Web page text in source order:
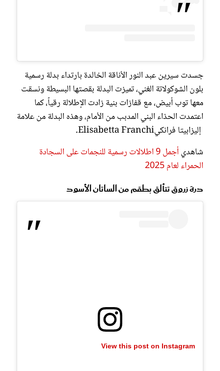
جسدت سيرين عبد النور الأناقة الخالدة بارتداء بدلة رسمية
بلون الشوكولاتة الغني، تميزت البدلة بقصتها البسيطة ونسقت
معها توب أبيض، مع قفازات بنية زادت الإطلالة رقياً، كما
اعتمدت الحذاء البني المدبب من الأمام، وهذه البدلة من علامة
إليزابيتا فرانكيElisabetta Franchi.
شاهدي
أجمل 9 اطلالات رسمية للنجمات على السجادة
الحمراء لعام 2025
درة زروق تتألق بطقم من الساتان الأسود
View this post on Instagram